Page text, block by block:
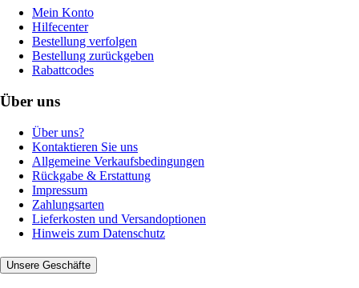
Mein Konto
Hilfecenter
Bestellung verfolgen
Bestellung zurückgeben
Rabattcodes
Über uns
Über uns?
Kontaktieren Sie uns
Allgemeine Verkaufsbedingungen
Rückgabe & Erstattung
Impressum
Zahlungsarten
Lieferkosten und Versandoptionen
Hinweis zum Datenschutz
Unsere Geschäfte